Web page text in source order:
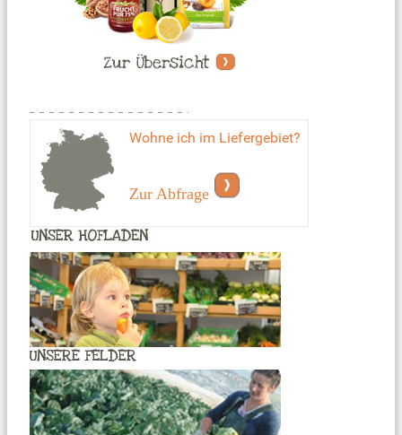
Wohne ich im Liefergebiet?
Zur Abfrage